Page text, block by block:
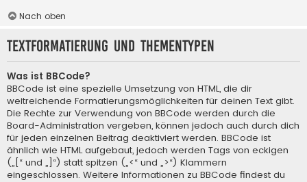
Nach oben
Textformatierung und Thementypen
Was ist BBCode?
BBCode ist eine spezielle Umsetzung von HTML, die dir
weitreichende Formatierungsmöglichkeiten für deinen Text gibt.
Die Rechte zur Verwendung von BBCode werden durch die
Board-Administration vergeben, können jedoch auch durch dich
für jeden einzelnen Beitrag deaktiviert werden. BBCode ist
ähnlich wie HTML aufgebaut, jedoch werden Tags von eckigen
(„[“ und „]“) statt spitzen („<“ und „>“) Klammern
eingeschlossen. Weitere Informationen zu BBCode findest du